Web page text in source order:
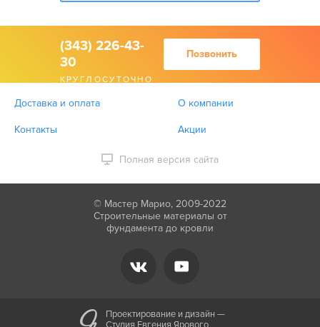
(343) 226-43-
30
КРУГЛОСУТОЧНО
Позвонить
Доставка и оплата О компании
Контакты Акции
Полная версия сайта
© Мастер Марио, 2009-2022
Строительные материалы от
фундамента до кровли
Проектирование и дизайн —